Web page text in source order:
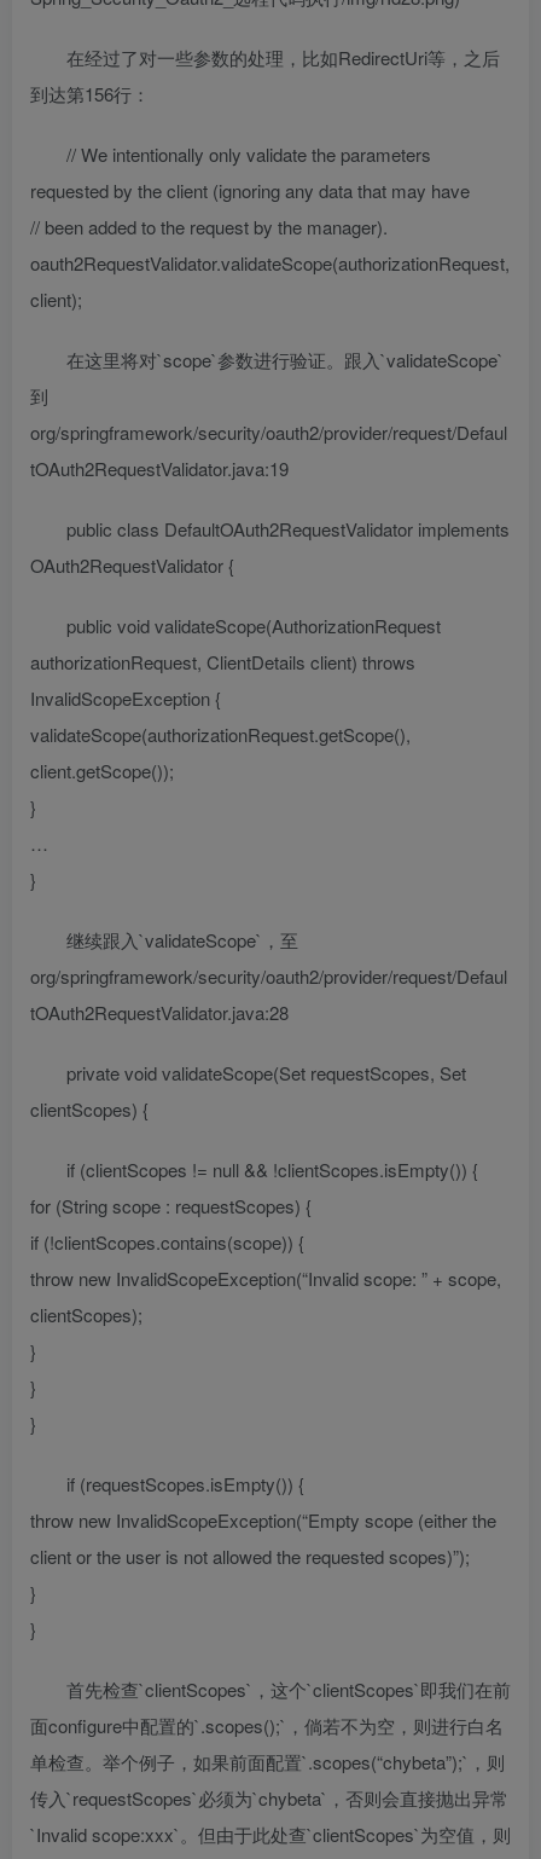
在经过了对一些参数的处理，比如RedirectUri等，之后
到达第156行：
// We intentionally only validate the parameters
requested by the client (ignoring any data that may have
// been added to the request by the manager).
oauth2RequestValidator.validateScope(authorizationRequest,
client);
在这里将对`scope`参数进行验证。跟入`validateScope`
到
org/springframework/security/oauth2/provider/request/Defaul
tOAuth2RequestValidator.java:19
public class DefaultOAuth2RequestValidator implements
OAuth2RequestValidator {
public void validateScope(AuthorizationRequest
authorizationRequest, ClientDetails client) throws
InvalidScopeException {
validateScope(authorizationRequest.getScope(),
client.getScope());
}
…
}
继续跟入`validateScope`，至
org/springframework/security/oauth2/provider/request/Defaul
tOAuth2RequestValidator.java:28
private void validateScope(Set requestScopes, Set
clientScopes) {
if (clientScopes != null && !clientScopes.isEmpty()) {
for (String scope : requestScopes) {
if (!clientScopes.contains(scope)) {
throw new InvalidScopeException(“Invalid scope: ” + scope,
clientScopes);
}
}
}
if (requestScopes.isEmpty()) {
throw new InvalidScopeException(“Empty scope (either the
client or the user is not allowed the requested scopes)”);
}
}
首先检查`clientScopes`，这个`clientScopes`即我们在前
面configure中配置的`.scopes();`，倘若不为空，则进行白名
单检查。举个例子，如果前面配置`.scopes(“chybeta”);`，则
传入`requestScopes`必须为`chybeta`，否则会直接抛出异常
`Invalid scope:xxx`。但由于此处查`clientScopes`为空值，则